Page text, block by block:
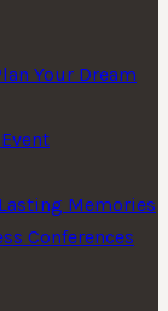
Your Dream
Memories
Conferences